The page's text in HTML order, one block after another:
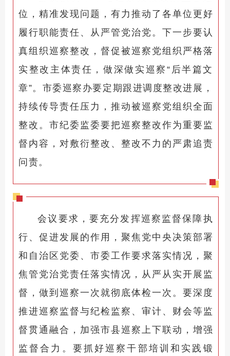
位，精准发现问题，有力推动了各单位更好
履行职能责任、从严管党治党。下一步要认
真组织巡察整改，督促被巡察党组织严格落
实整改主体责任，做深做实巡察“后半篇文
章”。市委巡察办要定期跟进调度整改进展，
持续传导责任压力，推动被巡察党组织全面
整改。市纪委监委要把巡察整改作为重要监
督内容，对敷衍整改、整改不力的严肃追责
问责。
会议要求，要充分发挥巡察监督保障执
行、促进发展的作用，聚焦党中央决策部署
和自治区党委、市委工作要求落实情况，聚
焦管党治党责任落实情况，从严从实开展监
督，做到巡察一次就彻底体检一次。要深度
推进巡察监督与纪检监察、审计、财会等监
督贯通融合，加强市县巡察上下联动，增强
监督合力。要抓好巡察干部培训和实践锻